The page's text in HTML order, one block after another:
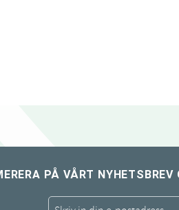
PÅ VÅRT